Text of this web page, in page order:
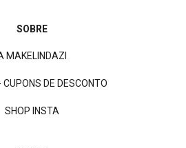
SOBRE
MAKELINDAZI
DE DESCONTO
SHOP INSTA